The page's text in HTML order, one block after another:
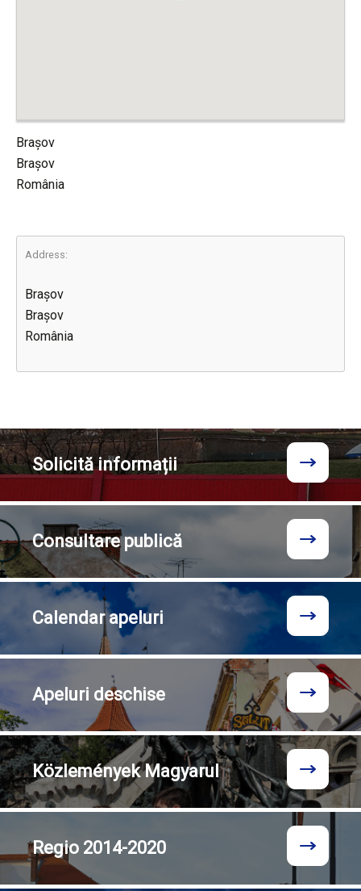
Brașov
Brașov
România
Address:
Brașov
Brașov
România
Solicităinformații
Consultarepublică
Calendarapeluri
Apeluri deschise
KözleményekMagyarul
Regio 2014-2020